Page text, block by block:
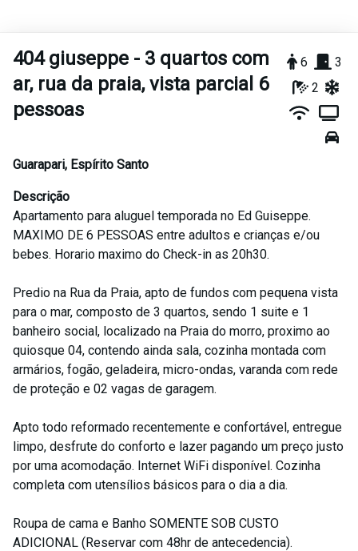
404 giuseppe - 3 quartos com
ar, rua da praia, vista parcial 6
pessoas
6
3
2
Guarapari, Espírito Santo
Descrição
Apartamento para aluguel temporada no Ed Guiseppe.
MAXIMO DE 6 PESSOAS entre adultos e crianças e/ou
bebes. Horario maximo do Check-in as 20h30.
Predio na Rua da Praia, apto de fundos com pequena vista
para o mar, composto de 3 quartos, sendo 1 suite e 1
banheiro social, localizado na Praia do morro, proximo ao
quiosque 04, contendo ainda sala, cozinha montada com
armários, fogão, geladeira, micro-ondas, varanda com rede
de proteção e 02 vagas de garagem.
Apto todo reformado recentemente e confortável, entregue
limpo, desfrute do conforto e lazer pagando um preço justo
por uma acomodação. Internet WiFi disponível. Cozinha
completa com utensílios básicos para o dia a dia.
Roupa de cama e Banho SOMENTE SOB CUSTO
ADICIONAL (Reservar com 48hr de antecedencia).